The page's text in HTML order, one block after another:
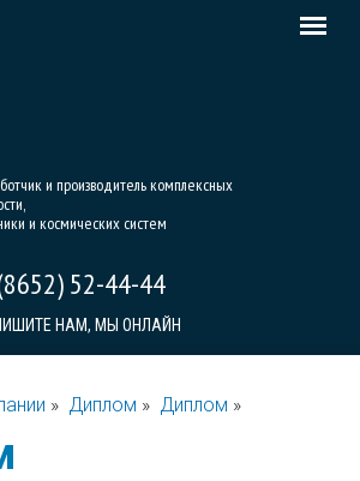
и производитель комплексных
и космических систем
52-44-44
НАМ, МЫ ОНЛАЙН
» Диплом » Диплом »